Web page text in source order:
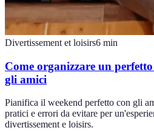
Divertissement et loisirs6 min
Come organizzare un
gli amici
Pianifica il weekend perfetto con gli
pratici e errori da evitare per
divertissement e loisirs.